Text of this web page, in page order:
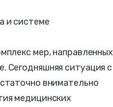
и системе
мер, направленных
Сегодняшняя ситуация с
внимательно
медицинских